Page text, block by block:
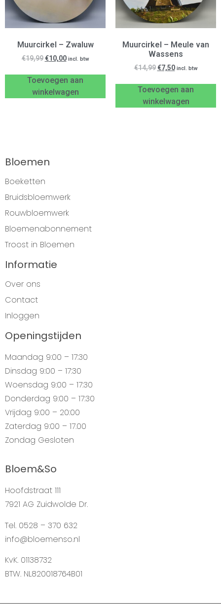
Muurcirkel – Zwaluw
€19,99 €10,00 incl. btw
Toevoegen aan
winkelwagen
Muurcirkel – Meule van
Wassens
€14,99 €7,50 incl. btw
Toevoegen aan
winkelwagen
Bloemen
Boeketten
Bruidsbloemwerk
Rouwbloemwerk
Bloemenabonnement
Troost in Bloemen
Informatie
Over ons
Contact
Inloggen
Openingstijden
Maandag 9:00 – 17:30
Dinsdag 9:00 – 17:30
Woensdag 9:00 – 17:30
Donderdag 9:00 – 17:30
Vrijdag 9:00 – 20:00
Zaterdag 9:00 – 17.00
Zondag Gesloten
Bloem&So
Hoofdstraat 111
7921 AG Zuidwolde Dr.
Tel. 0528 – 370 632
info@bloemenso.nl
KvK. 01138732
BTW. NL820018764B01